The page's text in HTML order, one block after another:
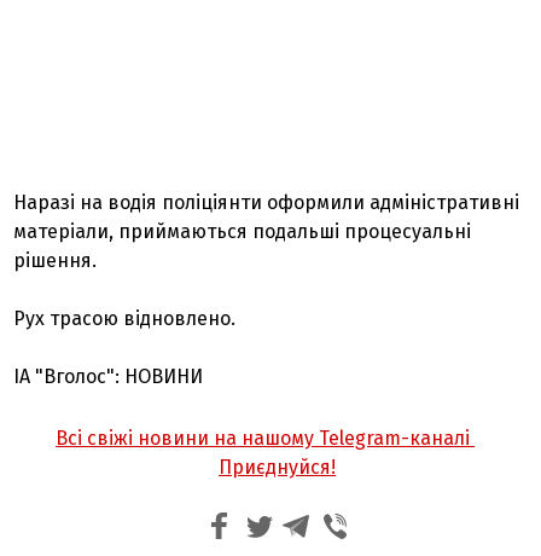
Наразі на водія поліціянти оформили адміністративні
матеріали, приймаються подальші процесуальні
рішення.
Рух трасою відновлено.
ІА "Вголос": НОВИНИ
Всі свіжі новини на нашому Telegram-каналі
Приєднуйся!